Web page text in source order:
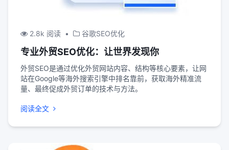
2.8k 阅读 • 谷歌SEO优化
专业外贸SEO优化：让世界发现你
外贸SEO是通过优化外贸网站内容、结构等核心要素，让网
站在Google等海外搜索引擎中排名靠前，获取海外精准流
量、最终促成外贸订单的技术与方法。
阅读全文